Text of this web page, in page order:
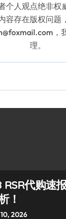
个人观点绝非权
容存在版权问题
，
理。
代购速
！
2026